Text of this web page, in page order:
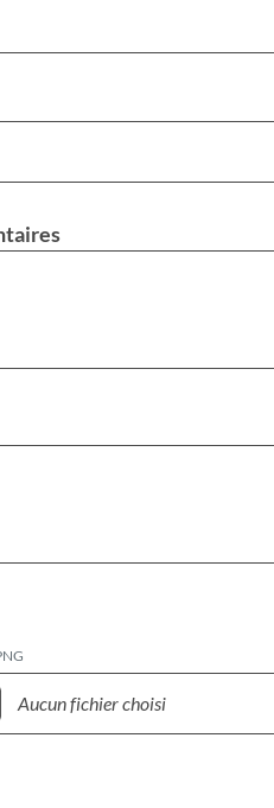
Aucun fichier choisi